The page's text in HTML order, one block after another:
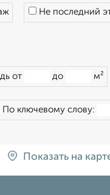
Не последний
от до м²
По ключевому слову:
Показать на